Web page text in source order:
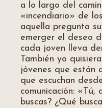
a lo largo del
«incendiario» de
aquella pregunta
emerger el deseo
cada joven lleva
También yo
jóvenes que están
que escuchan
comunicación: «Tú,
buscas? ¿Qué